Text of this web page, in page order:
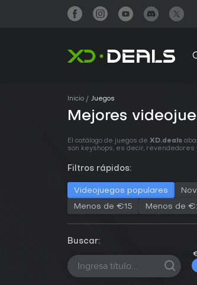
Inicio Juegos
Mejores
El catálogo de juegos de XD.deals
son keyshops, es decir,
Filtros rápidos:
Videojuegos populares
Menos de €15 Menos de
Buscar: